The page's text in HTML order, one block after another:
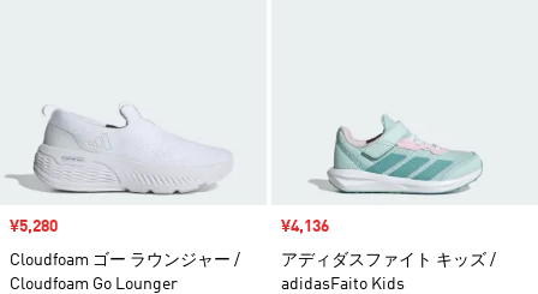
セール価格
¥5,280
Cloudfoam ゴー ラウンジャー /
Cloudfoam Go Lounger
セール価格
¥4,136
アディダスファイト キッズ /
adidasFaito Kids